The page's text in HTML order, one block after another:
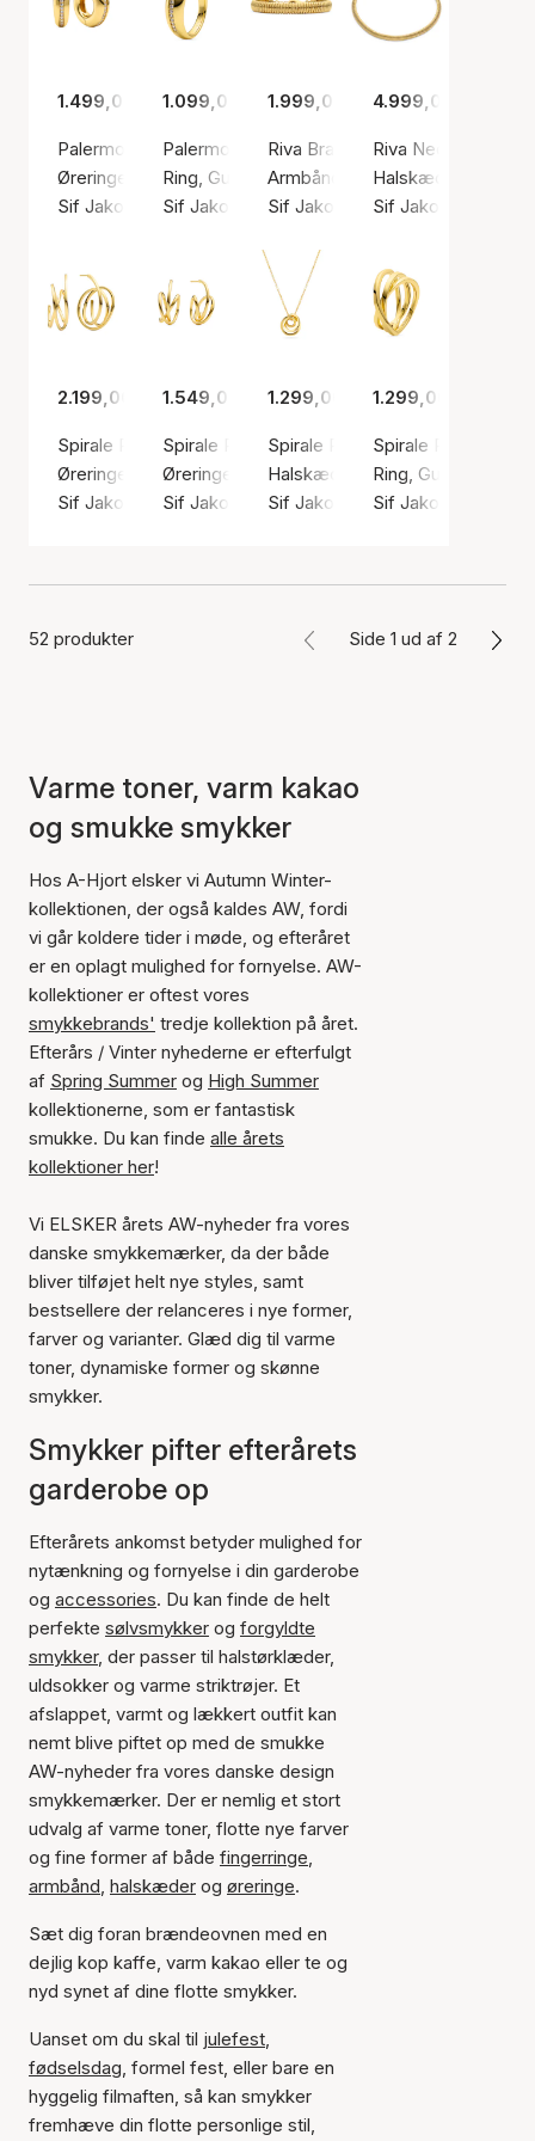
1.499,00 kr.
Palermo Piccolo Earrings
Øreringe, Guld farve / Forgyldt sølv sterling 925
Sif Jakobs Jewellery
1.099,00 kr.
Palermo Ring
Ring, Guld farve / Forgyldt sølv sterling 925
Sif Jakobs Jewellery
1.999,00 kr.
Riva Bracelet
Armbånd, Guld farve / Forgyldt
Sif Jakobs Jewellery
4.999,00 kr.
Riva Necklace
Halskæde, Guld
Sif Jakobs
2.199,00 kr.
Spirale Pianura Grande Earrings
Øreringe, Guld farve / Forgyldt sølv sterling 925
Sif Jakobs Jewellery
1.549,00 kr.
Spirale Pianura Piccolo Earrings
Øreringe, Guld farve / Forgyldt sølv sterling
Sif Jakobs Jewellery
1.299,00 kr.
Spirale Pianura Piccolo
Halskæde, Guld farve / Forgyldt
Sif Jakobs Jewellery
1.299,00 kr.
Spirale Pianura Ring
Ring, Guld farve /
Sif Jakobs
52 produkter Side 1 ud af 2
Varme toner, varm kakao
og smukke smykker
Hos A-Hjort elsker vi Autumn Winter-
kollektionen, der også kaldes AW, fordi
vi går koldere tider i møde, og efteråret
er en oplagt mulighed for fornyelse. AW-
kollektioner er oftest vores
smykkebrands' tredje kollektion på året.
Efterårs / Vinter nyhederne er efterfulgt
af Spring Summer og High Summer
kollektionerne, som er fantastisk
smukke. Du kan finde alle årets
kollektioner her!
Vi ELSKER årets AW-nyheder fra vores
danske smykkemærker, da der både
bliver tilføjet helt nye styles, samt
bestsellere der relanceres i nye former,
farver og varianter. Glæd dig til varme
toner, dynamiske former og skønne
smykker.
Smykker pifter efterårets
garderobe op
Efterårets ankomst betyder mulighed for
nytænkning og fornyelse i din garderobe
og accessories. Du kan finde de helt
perfekte sølvsmykker og forgyldte
smykker, der passer til halstørklæder,
uldsokker og varme striktrøjer. Et
afslappet, varmt og lækkert outfit kan
nemt blive piftet op med de smukke
AW-nyheder fra vores danske design
smykkemærker. Der er nemlig et stort
udvalg af varme toner, flotte nye farver
og fine former af både fingerringe,
armbånd, halskæder og øreringe.
Sæt dig foran brændeovnen med en
dejlig kop kaffe, varm kakao eller te og
nyd synet af dine flotte smykker.
Uanset om du skal til julefest,
fødselsdag, formel fest, eller bare en
hyggelig filmaften, så kan smykker
fremhæve din flotte personlige stil,